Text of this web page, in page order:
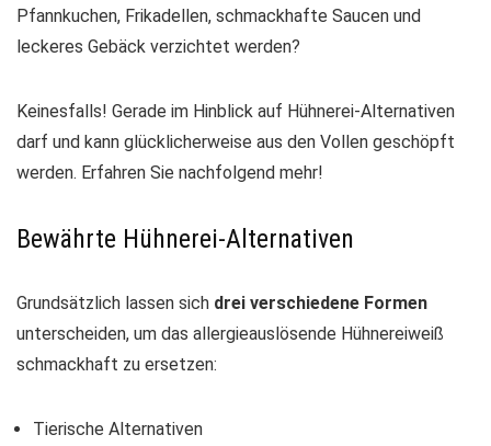
Pfannkuchen, Frikadellen, schmackhafte Saucen und
leckeres Gebäck verzichtet werden?
Keinesfalls! Gerade im Hinblick auf Hühnerei-Alternativen
darf und kann glücklicherweise aus den Vollen geschöpft
werden. Erfahren Sie nachfolgend mehr!
Bewährte Hühnerei-Alternativen
Grundsätzlich lassen sich drei verschiedene Formen
unterscheiden, um das allergieauslösende Hühnereiweiß
schmackhaft zu ersetzen:
Tierische Alternativen